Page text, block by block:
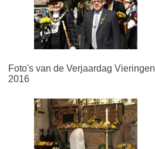
Foto's van de Verjaardag Vieringen
2016